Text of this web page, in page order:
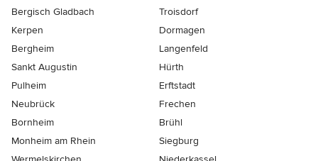
Bergisch Gladbach
Troisdorf
Kerpen
Dormagen
Bergheim
Langenfeld
Sankt Augustin
Hürth
Pulheim
Erftstadt
Neubrück
Frechen
Bornheim
Brühl
Monheim am Rhein
Siegburg